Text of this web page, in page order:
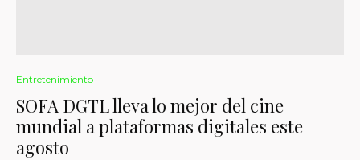
Entretenimiento
SOFA DGTL lleva lo mejor del cine
mundial a plataformas digitales este
agosto